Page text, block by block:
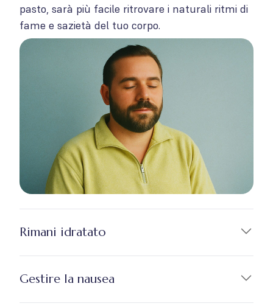
pasto, sarà più facile ritrovare i naturali ritmi di
fame e sazietà del tuo corpo.
Rimani idratato
Gestire la nausea